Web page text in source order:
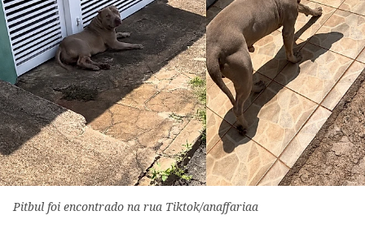
Pitbul foi encontrado na rua Tiktok/anaffariaa